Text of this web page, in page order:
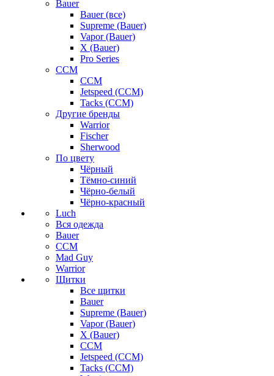
Bauer
Bauer (все)
Supreme (Bauer)
Vapor (Bauer)
X (Bauer)
Pro Series
CCM
CCM
Jetspeed (CCM)
Tacks (CCM)
Другие бренды
Warrior
Fischer
Sherwood
По цвету
Чёрный
Тёмно-синий
Чёрно-белый
Чёрно-красный
Luch
Вся одежда
Bauer
CCM
Mad Guy
Warrior
Щитки
Все щитки
Bauer
Supreme (Bauer)
Vapor (Bauer)
X (Bauer)
CCM
Jetspeed (CCM)
Tacks (CCM)